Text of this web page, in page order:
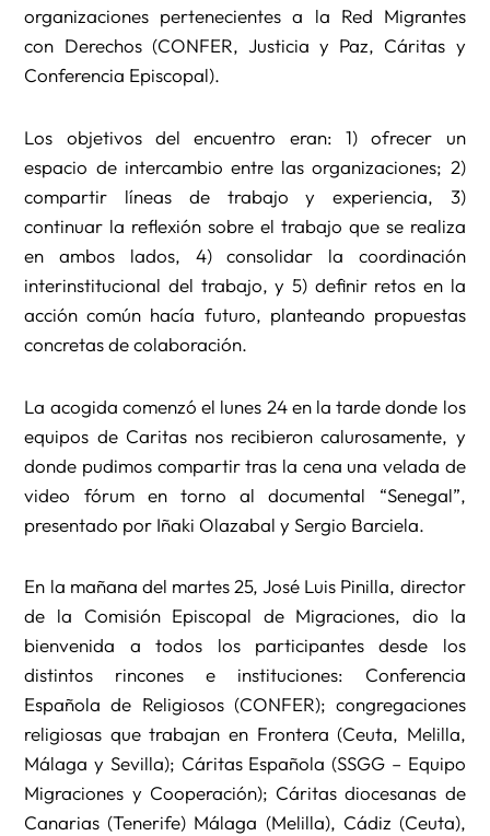
organizaciones pertenecientes a la Red Migrantes
con Derechos (CONFER, Justicia y Paz, Cáritas y
Conferencia Episcopal).
Los objetivos del encuentro eran: 1) ofrecer un
espacio de intercambio entre las organizaciones; 2)
compartir líneas de trabajo y experiencia, 3)
continuar la reflexión sobre el trabajo que se realiza
en ambos lados, 4) consolidar la coordinación
interinstitucional del trabajo, y 5) definir retos en la
acción común hacía futuro, planteando propuestas
concretas de colaboración.
La acogida comenzó el lunes 24 en la tarde donde los
equipos de Caritas nos recibieron calurosamente, y
donde pudimos compartir tras la cena una velada de
video fórum en torno al documental “Senegal”,
presentado por Iñaki Olazabal y Sergio Barciela.
En la mañana del martes 25, José Luis Pinilla, director
de la Comisión Episcopal de Migraciones, dio la
bienvenida a todos los participantes desde los
distintos rincones e instituciones: Conferencia
Española de Religiosos (CONFER); congregaciones
religiosas que trabajan en Frontera (Ceuta, Melilla,
Málaga y Sevilla); Cáritas Española (SSGG – Equipo
Migraciones y Cooperación); Cáritas diocesanas de
Canarias (Tenerife) Málaga (Melilla), Cádiz (Ceuta),